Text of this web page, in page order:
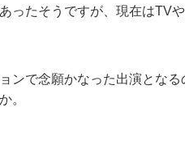
ったそうですが、現在はTV
ンで念願かなった出演となる
。